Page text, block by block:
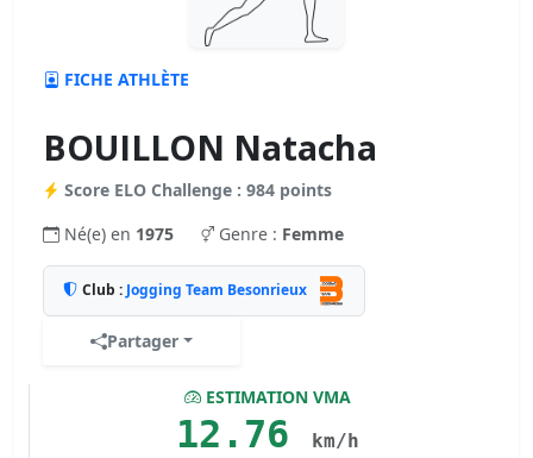
FICHE ATHLÈTE
BOUILLON Natacha
Score ELO Challenge : 984 points
Né(e) en 1975 Genre : Femme
Club : Jogging Team Besonrieux
Partager
ESTIMATION VMA
12.76 km/h